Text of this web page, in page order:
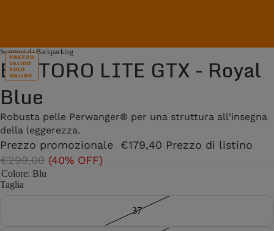
PREZZO
VALIDO
SOLO
ONLINE
Scarponi da Backpacking
BALTORO LITE GTX - Royal
Blue
Robusta pelle Perwanger® per una struttura all'insegna
della leggerezza.
Prezzo promozionale €179,40 Prezzo di listino
€299,00 (40% OFF)
Colore: Blu
Taglia
37